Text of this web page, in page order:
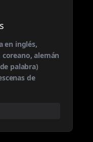
en inglés,
alemán
palabra)
de